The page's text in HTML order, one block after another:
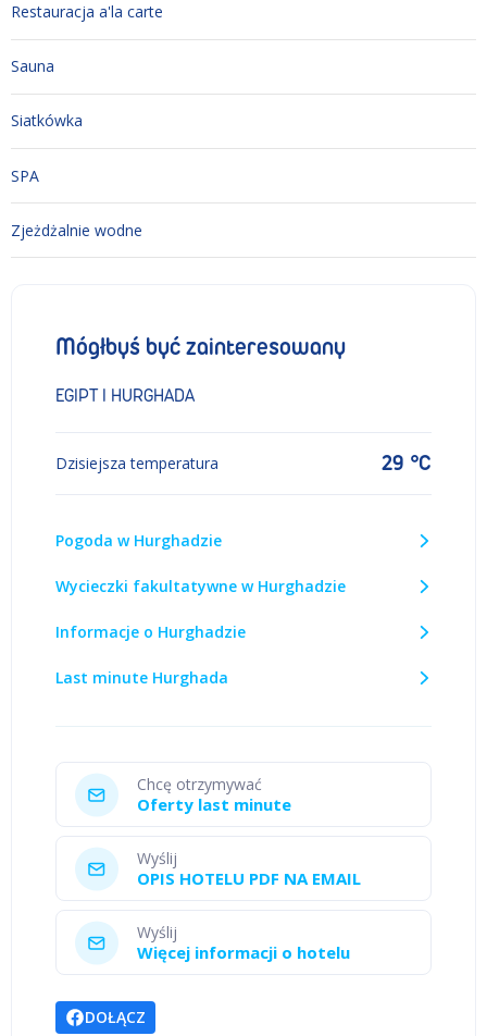
Restauracja a'la carte
Sauna
Siatkówka
SPA
Zjeżdżalnie wodne
Mógłbyś być zainteresowany
EGIPT I HURGHADA
Dzisiejsza temperatura 29 °C
Pogoda w Hurghadzie
Wycieczki fakultatywne w Hurghadzie
Informacje o Hurghadzie
Last minute Hurghada
Chcę otrzymywać
Oferty last minute
Wyślij
OPIS HOTELU PDF NA EMAIL
Wyślij
Więcej informacji o hotelu
DOŁĄCZ